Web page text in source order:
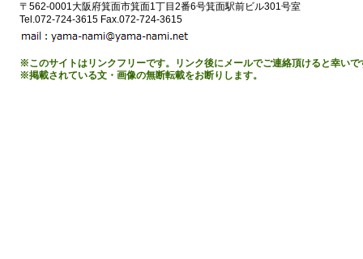
〒562-0001大阪府箕面市箕面1丁目2番6号箕面駅前ビル301号室
Tel.072-724-3615 Fax.072-724-3615
※このサイトはリンクフリーです。リンク後にメールでご連絡頂けると幸いで
※掲載されている文・画像の無断転載をお断りします。